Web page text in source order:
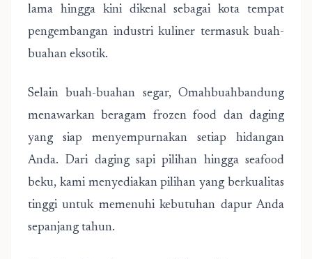
lama hingga kini dikenal sebagai kota tempat
pengembangan industri kuliner termasuk buah-
buahan eksotik.
Selain buah-buahan segar, Omahbuahbandung
menawarkan beragam frozen food dan daging
yang siap menyempurnakan setiap hidangan
Anda. Dari daging sapi pilihan hingga seafood
beku, kami menyediakan pilihan yang berkualitas
tinggi untuk memenuhi kebutuhan dapur Anda
sepanjang tahun.